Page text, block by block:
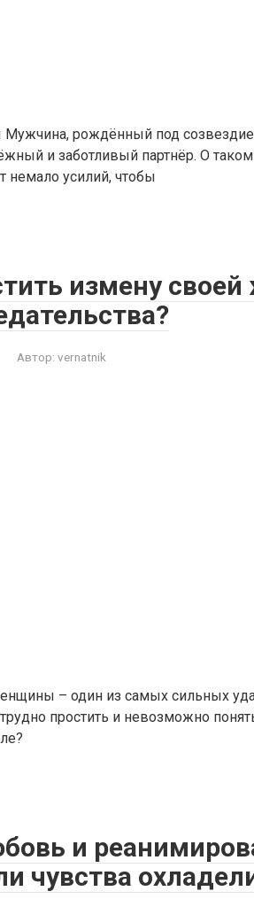
Мужчина, рождённый под
и заботливый партнёр. О
немало усилий, чтобы
измену
Автор: vernatnik
– один из самых сильных
простить и невозможно
и
чувства